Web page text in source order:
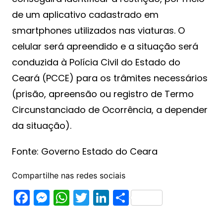
de um aplicativo cadastrado em
smartphones utilizados nas viaturas. O
celular será apreendido e a situação será
conduzida à Polícia Civil do Estado do
Ceará (PCCE) para os trâmites necessários
(prisão, apreensão ou registro de Termo
Circunstanciado de Ocorrência, a depender
da situação).
Fonte: Governo Estado do Ceara
Compartilhe nas redes sociais
F M W T Li S